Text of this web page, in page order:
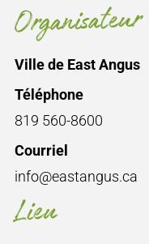
Lieu
Organisateur
Ville de East Angus
Téléphone
819 560-8600
Courriel
info@eastangus.ca